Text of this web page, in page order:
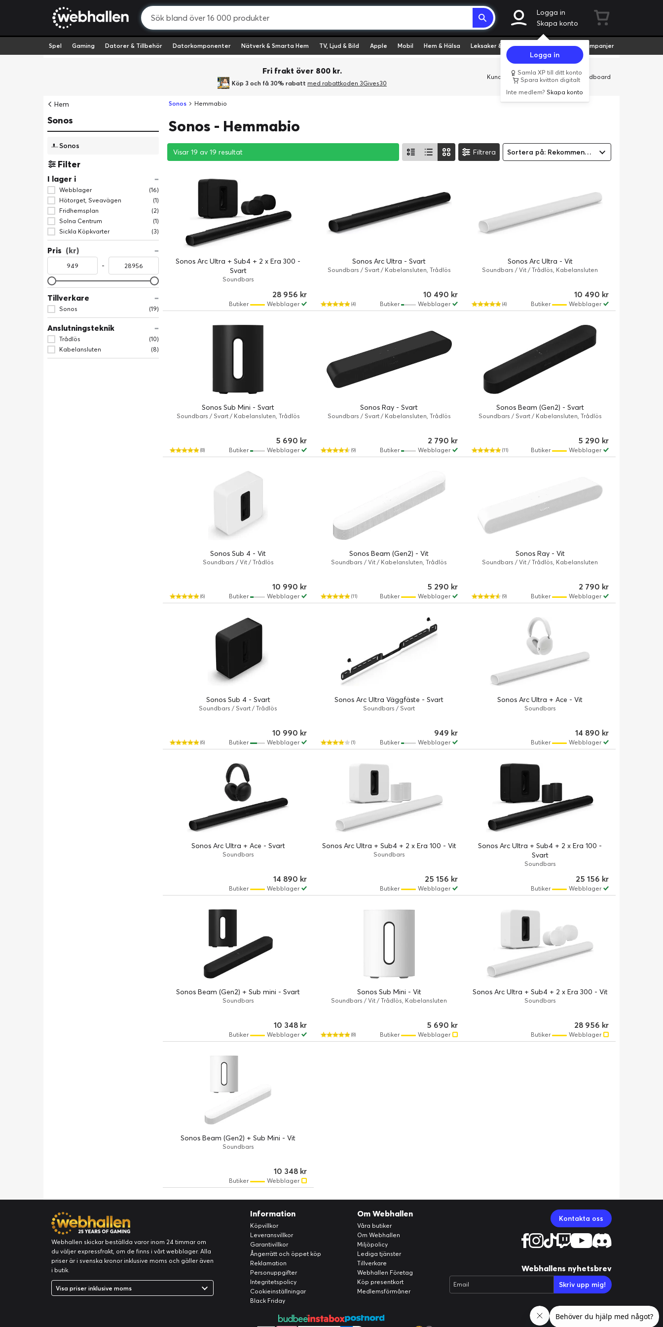
Logga in
Skapa konto
Logga in
Samla XP till ditt konto
Spara kvitton digitalt
Inte medlem?Skapa konto
Spel Gaming Datorer & Tillbehör Datorkomponenter Nätverk & Smarta Hem TV, Ljud & Bild Apple Mobil Hem & Hälsa Leksaker & Hobby Fyndvaror Kampanjer
Fri frakt över 800 kr.
Köp 3 och få 30% rabatt med rabattkoden 3Gives30
Kundservice Butiker Företag Cardboard
Hem
Sonos
Sonos
Filter
I lager i
Webblager
(16)
Hötorget, Sveavägen
(1)
Fridhemsplan
(2)
Solna Centrum
(1)
Sickla Köpkvarter
(3)
Pris (kr)
-
Tillverkare
Sonos (19)
Anslutningsteknik
Trådlös
(10)
Kabelansluten
(8)
Sonos Hemmabio
Sonos - Hemmabio
Visar 19 av 19 resultat
Visar 19 av 19 resultat
Visar 19 av 19 resultat Filtrera Sortera på: Rekommenderad
Sonos Arc Ultra + Sub4 + 2 x Era 300 -
Svart
Soundbars
28 956 kr
Webblager
Butiker
Sonos Arc Ultra - Svart
Soundbars / Svart / Kabelansluten, Trådlös
(4)
10 490 kr
Webblager
Butiker
Sonos Arc Ultra - Vit
Soundbars / Vit / Trådlös, Kabelansluten
(4)
10 490 kr
Webblager
Butiker
Sonos Sub Mini - Svart
Soundbars / Svart / Kabelansluten, Trådlös
(8)
5 690 kr
Webblager
Butiker
Sonos Ray - Svart
Soundbars / Svart / Kabelansluten, Trådlös
(9)
2 790 kr
Webblager
Butiker
Sonos Beam (Gen2) - Svart
Soundbars / Svart / Kabelansluten, Trådlös
(11)
5 290 kr
Webblager
Butiker
Sonos Sub 4 - Vit
Soundbars / Vit / Trådlös
(6)
10 990 kr
Webblager
Butiker
Sonos Beam (Gen2) - Vit
Soundbars / Vit / Kabelansluten, Trådlös
(11)
5 290 kr
Webblager
Butiker
Sonos Ray - Vit
Soundbars / Vit / Trådlös, Kabelansluten
(9)
2 790 kr
Webblager
Butiker
Sonos Sub 4 - Svart
Soundbars / Svart / Trådlös
(6)
10 990 kr
Webblager
Butiker
Sonos Arc Ultra Väggfäste - Svart
Soundbars / Svart
(1)
949 kr
Webblager
Butiker
Sonos Arc Ultra + Ace - Vit
Soundbars
14 890 kr
Webblager
Butiker
Sonos Arc Ultra + Ace - Svart
Soundbars
14 890 kr
Webblager
Butiker
Sonos Arc Ultra + Sub4 + 2 x Era 100 - Vit
Soundbars
25 156 kr
Webblager
Butiker
Sonos Arc Ultra + Sub4 + 2 x Era 100 -
Svart
Soundbars
25 156 kr
Webblager
Butiker
Sonos Beam (Gen2) + Sub mini - Svart
Soundbars
10 348 kr
Webblager
Butiker
Sonos Sub Mini - Vit
Soundbars / Vit / Trådlös, Kabelansluten
(8)
5 690 kr
Webblager
Butiker
Sonos Arc Ultra + Sub4 + 2 x Era 300 - Vit
Soundbars
28 956 kr
Webblager
Butiker
Sonos Beam (Gen2) + Sub Mini - Vit
Soundbars
10 348 kr
Webblager
Butiker
Webhallen skickar beställda varor inom 24 timmar om
du väljer expressfrakt, om de finns i vårt webblager. Alla
priser är i svenska kronor inklusive moms och gäller även
i butik.
Visa priser inklusive moms
Information
Köpvillkor
Leveransvillkor
Garantivillkor
Ångerrätt och öppet köp
Reklamation
Personuppgifter
Integritetspolicy
Cookieinställningar
Black Friday
Om Webhallen
Våra butiker
Om Webhallen
Miljöpolicy
Lediga tjänster
Tillverkare
Webhallen Företag
Köp presentkort
Medlemsförmåner
Kontakta oss
Webhallens nyhetsbrev
Email Skriv upp mig!